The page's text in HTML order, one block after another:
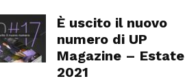
È uscito il nuovo
numero di UP
Magazine – Estate
2021